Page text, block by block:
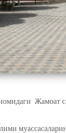
Жамоат